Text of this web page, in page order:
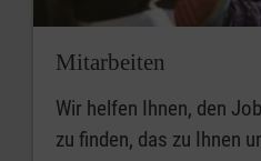
Mitarbeiten
Wir helfen Ihnen, den
zu finden, das zu Ihnen